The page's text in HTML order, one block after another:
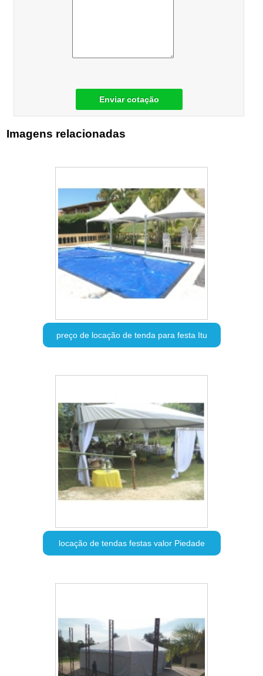
Enviar cotação
Imagens relacionadas
preço de locação de tenda para festa Itu
locação de tendas festas valor Piedade